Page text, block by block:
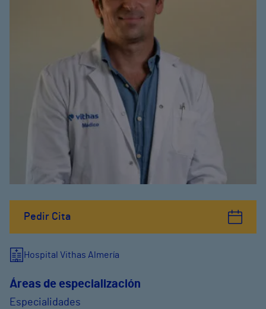
Pedir Cita
Hospital Vithas Almería
Áreas de especialización
Especialidades